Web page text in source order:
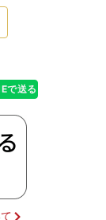
で送る